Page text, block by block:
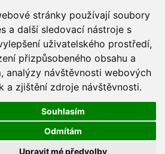
stránky používají soubory
a další sledovací nástroje s
uživatelského prostředí,
přizpůsobeného obsahu a
analýzy návštěvnosti webových
a zjištění zdroje návštěvnosti.
Souhlasím
Odmítám
Upravit mé předvolby